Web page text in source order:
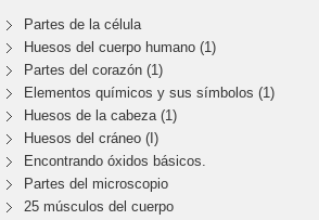
Partes de la célula
Huesos del cuerpo humano (1)
Partes del corazón (1)
Elementos químicos y sus símbolos (1)
Huesos de la cabeza (1)
Huesos del cráneo (I)
Encontrando óxidos básicos.
Partes del microscopio
25 músculos del cuerpo